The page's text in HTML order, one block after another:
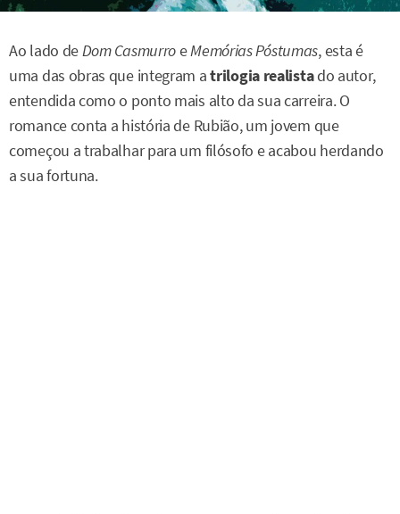
Ao lado deDom CasmurroeMemórias Póstumas, esta é
uma das obras que integram atrilogia realistado autor,
entendida como o ponto mais alto da sua carreira. O
romance conta a história de Rubião, um jovem que
começou a trabalhar para um filósofo e acabou herdando
a sua fortuna.